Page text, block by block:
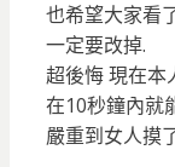
也希望大家看
一定要改掉.
超後悔 現在本
在10秒鐘內就
嚴重到女人摸